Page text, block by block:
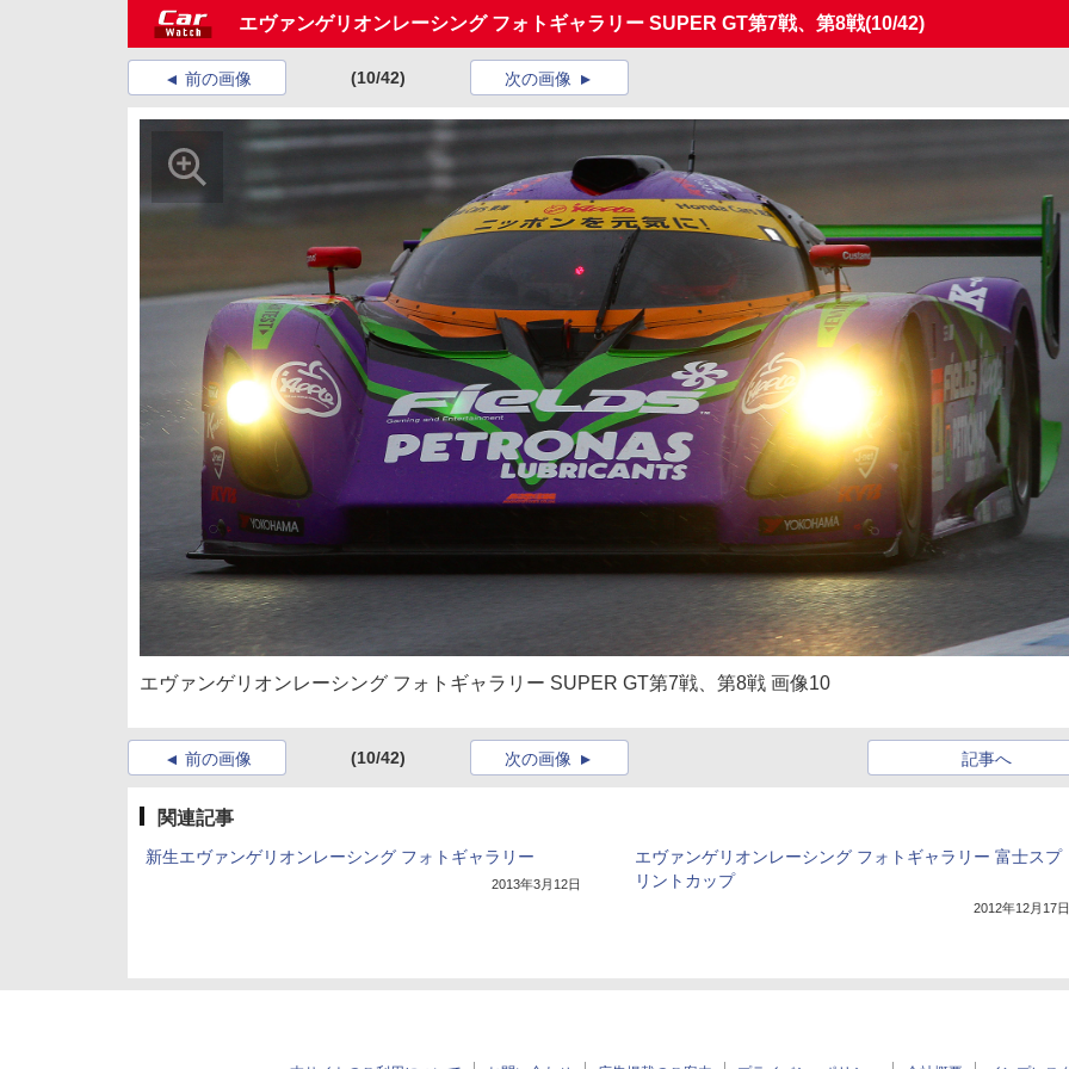
エヴァンゲリオンレーシング フォトギャラリー SUPER GT第7戦、第8戦(10/42)
前の画像 (10/42) 次の画像
エヴァンゲリオンレーシング フォトギャラリー SUPER GT第7戦、第8戦 画像10
前の画像 (10/42) 記事へ
次の画像
関連記事
新生エヴァンゲリオンレーシング フォトギャラリー
2013年3月12日
エヴァンゲリオンレーシング フォトギャラリー 富士スプ
リントカップ
2012年12月17日